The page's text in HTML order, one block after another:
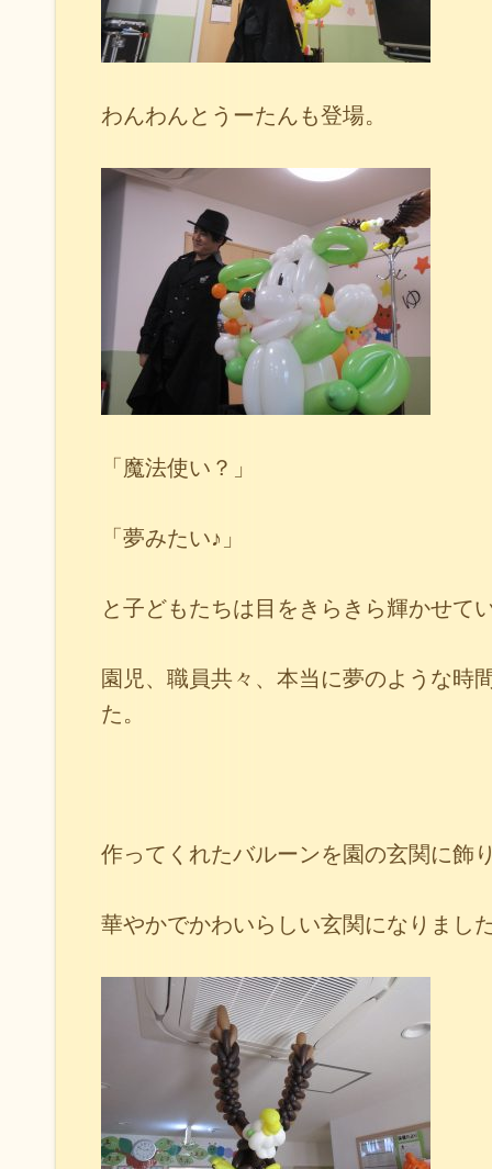
わんわんとうーたんも登場。
「魔法使い？」
「夢みたい♪」
と子どもたちは目をきらきら輝かせて
園児、職員共々、本当に夢のような時
た。
作ってくれたバルーンを園の玄関に飾
華やかでかわいらしい玄関になりまし